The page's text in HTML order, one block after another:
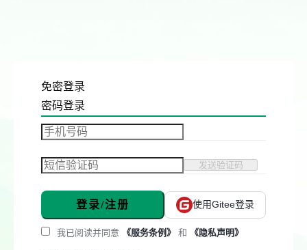
免密登录
密码登录
发送验证码
登录/注册 使用Gitee登录
我已阅读并同意 《服务条例》 和 《隐私声明》